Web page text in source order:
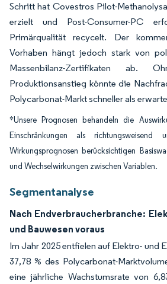
Schritt hat Covestros Pilot-
erzielt und Post-Consumer-PC
Primärqualität recycelt. Der
Vorhaben hängt jedoch stark von
Massenbilanz-Zertifikaten ab.
Produktionsanstieg könnte die
Polycarbonat-Markt schneller als
*Unsere Prognosen behandeln die
Einschränkungen als
Wirkungsprognosen berücksichtigen
und Wechselwirkungen zwischen Variablen.
Segmentanalyse
Nach Endverbraucherbranche:
und Bauwesen voraus
Im Jahr 2025 entfielen auf Elektro- und
37,78 % des Polycarbonat-
eine jährliche Wachstumsrate von